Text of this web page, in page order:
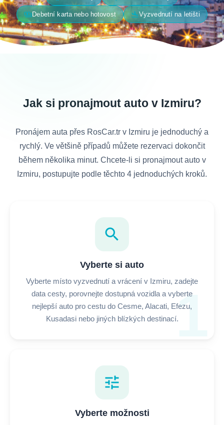
paymentsDebetní karta nebo hotovost flight_landVyzvednutí na letišti
Jak si pronajmout auto v Izmiru?
Pronájem auta přes RosCar.tr v Izmiru je jednoduchý a
rychlý. Ve většině případů můžete rezervaci dokončit
během několika minut. Chcete-li si pronajmout auto v
Izmiru, postupujte podle těchto 4 jednoduchých kroků.
1
search
Vyberte si auto
Vyberte místo vyzvednutí a vrácení v Izmiru, zadejte
data cesty, porovnejte dostupná vozidla a vyberte
nejlepší auto pro cestu do Cesme, Alacati, Efezu,
Kusadasi nebo jiných blízkých destinací.
tune
Vyberte možnosti